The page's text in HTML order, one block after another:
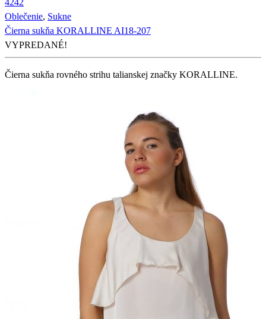
4242
Oblečenie, Sukne
Čierna sukňa KORALLINE AI18-207
VYPREDANÉ!
Čierna sukňa rovného strihu talianskej značky KORALLINE.